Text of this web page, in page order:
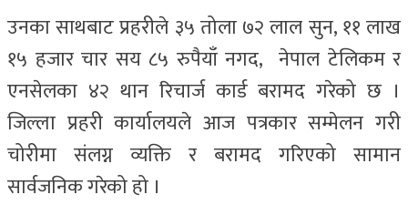
उनका साथबाट प्रहरीले ३५ तोला ७२ लाल सुन, ११ लाख
१५ हजार चार सय ८५ रुपैयाँ नगद, नेपाल टेलिकम र
एनसेलका ४२ थान रिचार्ज कार्ड बरामद गरेको छ ।
जिल्ला प्रहरी कार्यालयले आज पत्रकार सम्मेलन गरी
चोरीमा संलग्न व्यक्ति र बरामद गरिएको सामान
सार्वजनिक गरेको हो ।